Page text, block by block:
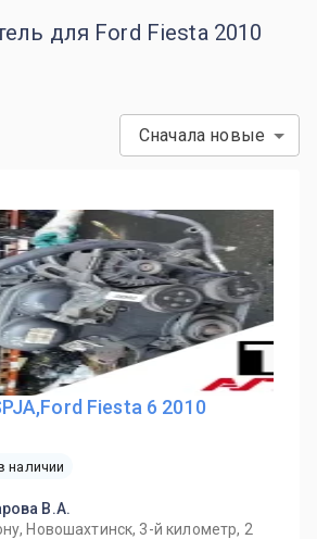
для Ford Fiesta 2010
Сначала новые
Fiesta 6 2010
наличии
В.А.
Новошахтинск, 3-й километр, 2